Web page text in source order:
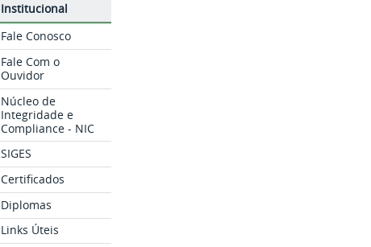
Institucional
Fale Conosco
Fale Com o
Ouvidor
Núcleo de
Integridade e
Compliance - NIC
SIGES
Certificados
Diplomas
Links Úteis